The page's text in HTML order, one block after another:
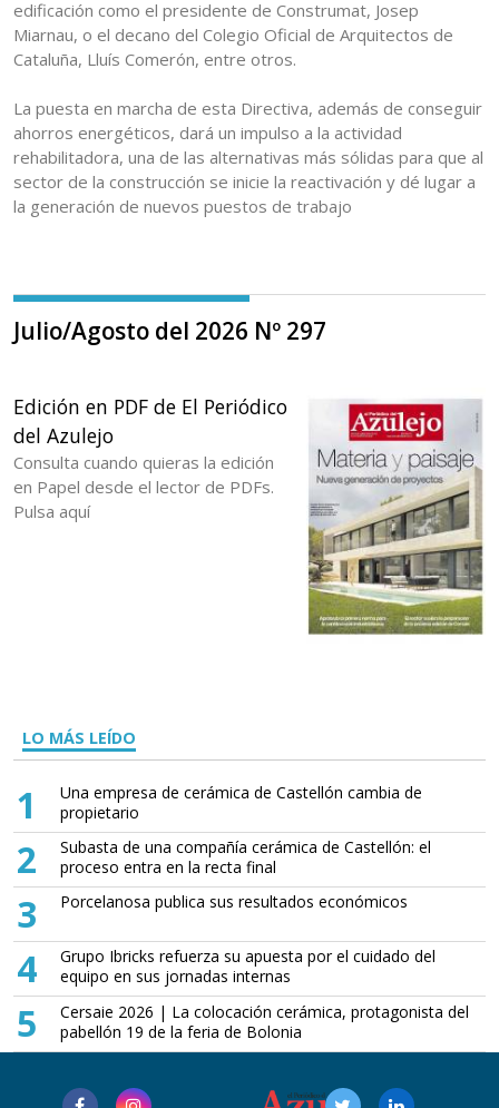
edificación como el presidente de Construmat, Josep
Miarnau, o el decano del Colegio Oficial de Arquitectos de
Cataluña, Lluís Comerón, entre otros.
La puesta en marcha de esta Directiva, además de conseguir
ahorros energéticos, dará un impulso a la actividad
rehabilitadora, una de las alternativas más sólidas para que al
sector de la construcción se inicie la reactivación y dé lugar a
la generación de nuevos puestos de trabajo
Julio/Agosto del 2026 Nº 297
Edición en PDF de El Periódico
del Azulejo
Consulta cuando quieras la edición
en Papel desde el lector de PDFs.
Pulsa aquí
LO MÁS LEÍDO
1
Una empresa de cerámica de Castellón cambia de
propietario
2
Subasta de una compañía cerámica de Castellón: el
proceso entra en la recta final
3 Porcelanosa publica sus resultados económicos
4
Grupo Ibricks refuerza su apuesta por el cuidado del
equipo en sus jornadas internas
5
Cersaie 2026 | La colocación cerámica, protagonista del
pabellón 19 de la feria de Bolonia